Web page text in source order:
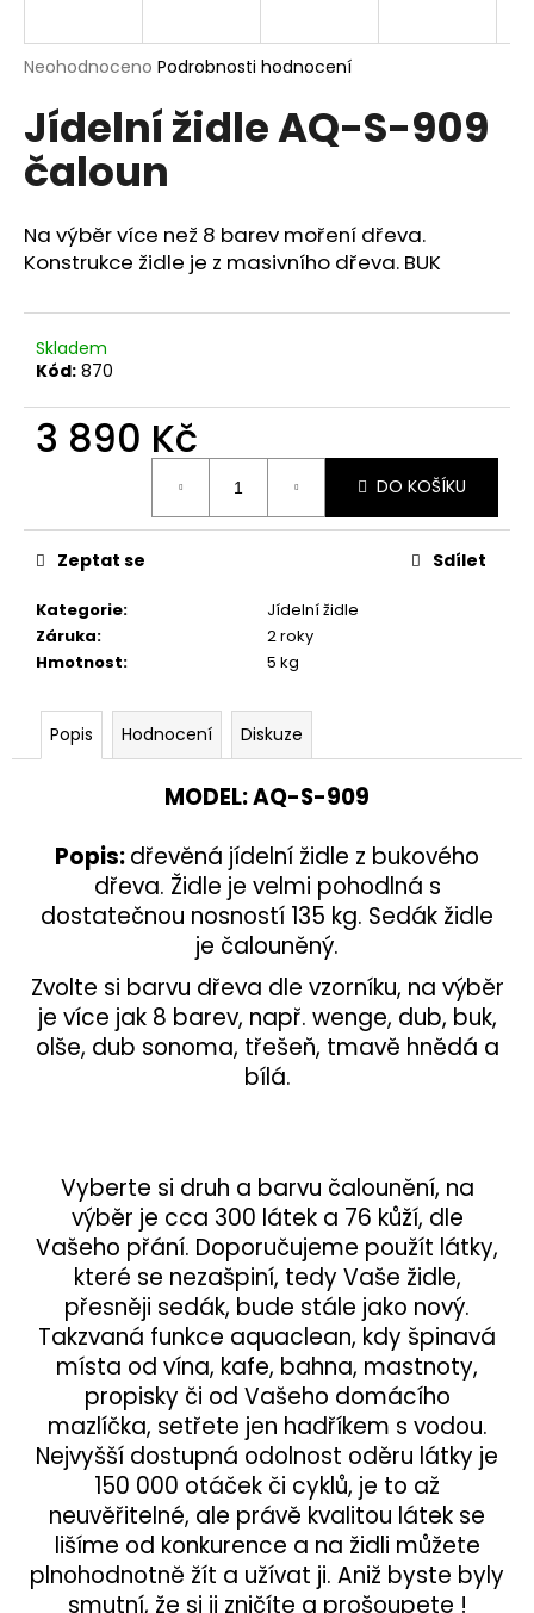
Průměrné
produktu
je
0,0
z
hvězdiček.
Neohodnoceno Podrobnosti hodnocení
Jídelní židle AQ-S-909
čaloun
Na výběr více než 8 barev moření dřeva.
Konstrukce židle je z masivního dřeva. BUK
Skladem
Kód: 870
3 890 Kč
DO KOŠÍKU
Kategorie:
Jídelní židle
Záruka:
2 roky
Hmotnost: 5 kg
Zeptat se Sdílet
Popis Hodnocení Diskuze
MODEL:AQ-S-909
Popis:dřevěná jídelní židle z bukového
dřeva. Židle je velmi pohodlná s
dostatečnou nosností 135 kg. Sedák židle
je čalouněný.
Zvolte si barvu dřeva dle vzorníku, na výběr
je více jak 8 barev, např. wenge, dub, buk,
olše, dub sonoma, třešeň, tmavě hnědá a
bílá.
Vyberte si druh a barvu čalounění, na
výběr je cca 300 látek a 76 kůží, dle
Vašeho přání. Doporučujeme použít látky,
které se nezašpiní, tedy Vaše židle,
přesněji sedák, bude stále jako nový.
Takzvaná funkce aquaclean, kdy špinavá
místa od vína, kafe, bahna, mastnoty,
propisky či od Vašeho domácího
mazlíčka, setřete jen hadříkem s vodou.
Nejvyšší dostupná odolnost oděru látky je
150 000 otáček či cyklů, je to až
neuvěřitelné, ale právě kvalitou látek se
lišíme od konkurence a na židli můžete
plnohodnotně žít a užívat ji. Aniž byste byly
smutní, že si ji zničíte a prošoupete !
j
t
?
HLEDAT
D
o
p
o
č
u
e
m
e
VĚŠÁK
DŘEVĚNÝ
890